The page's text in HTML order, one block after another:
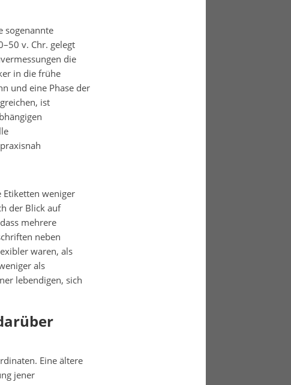
sogenannte
v. Chr. gelegt
die
in die frühe
und eine Phase der
ist
Etiketten weniger
der Blick auf
mehrere
neben
waren, als
als
lebendigen, sich
Eine ältere
jener